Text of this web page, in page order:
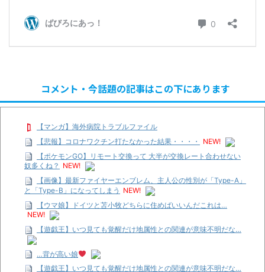
コメント・今話題の記事はこの下にあります
【マンガ】海外病院トラブルファイル
【悲報】コロナワクチン打たなかった結果・・・・
NEW!
【ポケモンGO】リモート交換って 大半が交換レート合わせない
奴多くね？ NEW!
【画像】最新ファイヤーエンブレム、主人公の性別が「Type-A」
と「Type-B」になってしまう NEW!
【ウマ娘】ドイツと苫小牧どちらに住めばいいんだこれは…
NEW!
【遊戯王】いつ見ても覚醒だけ地属性との関連が意味不明だな…
…背が高い娘
【遊戯王】いつ見ても覚醒だけ地属性との関連が意味不明だな…